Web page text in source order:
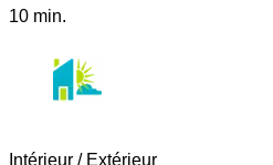
10 min.
Intérieur / Extérieur